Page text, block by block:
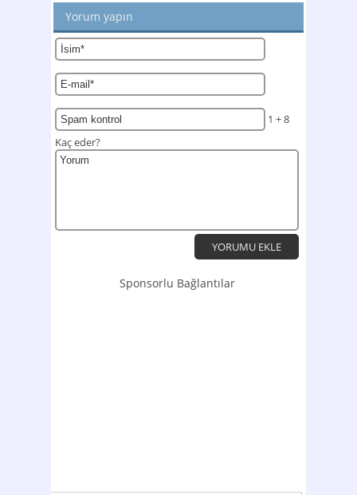
Yorum yapın
1 + 8
Kaç eder?
Sponsorlu Bağlantılar